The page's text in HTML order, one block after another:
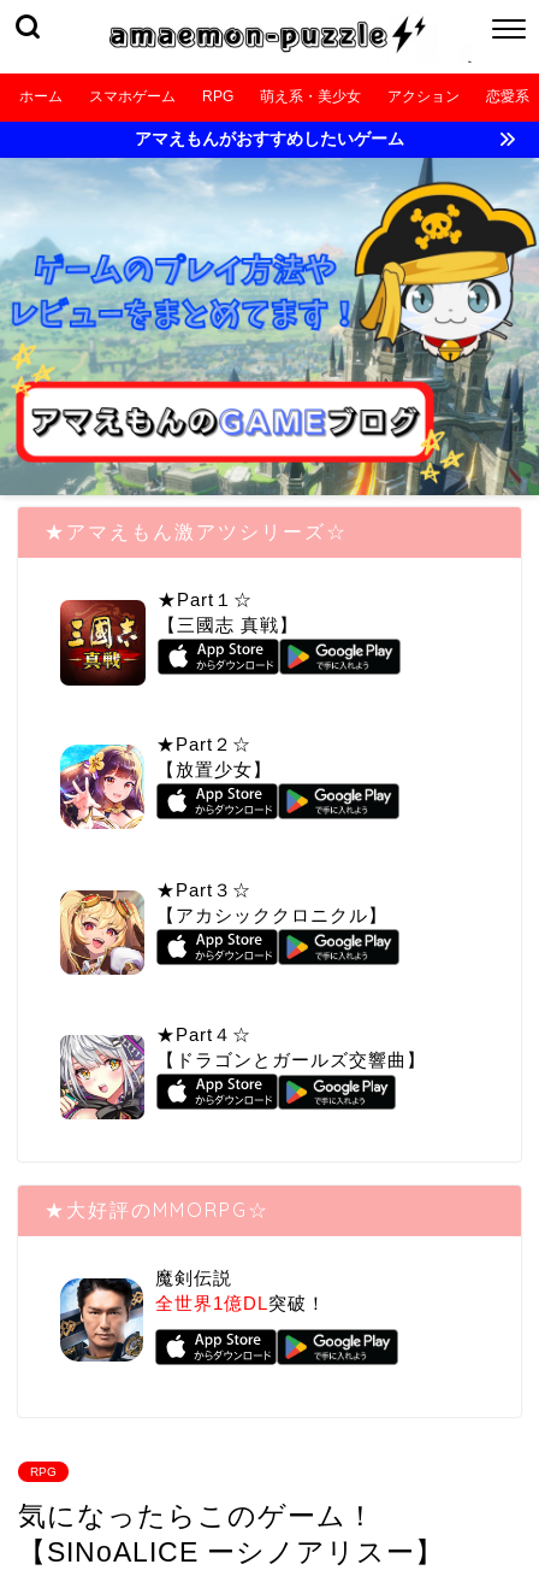
ホーム スマホゲーム RPG 萌え系・美少女 アクション 恋愛系
アマえもんがおすすめしたいゲーム
★アマえもん激アツシリーズ☆
★Part１☆
【三國志 真戦】
★Part２☆
【放置少女】
★Part３☆
【アカシッククロニクル】
★Part４☆
【ドラゴンとガールズ交響曲】
★大好評のMMORPG☆
魔剣伝説
全世界1億DL突破！
RPG
気になったらこのゲーム！
【SINoALICE ーシノアリスー】